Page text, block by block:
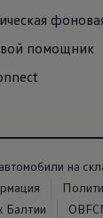
помощник
на
Балтии